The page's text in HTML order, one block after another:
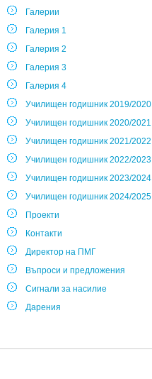
Галерии
Галерия 1
Галерия 2
Галерия 3
Галерия 4
Училищен годишник 2019/2020
Училищен годишник 2020/2021
Училищен годишник 2021/2022
Училищен годишник 2022/2023
Училищен годишник 2023/2024
Училищен годишник 2024/2025
Проекти
Контакти
Директор на ПМГ
Въпроси и предложения
Сигнали за насилие
Дарения